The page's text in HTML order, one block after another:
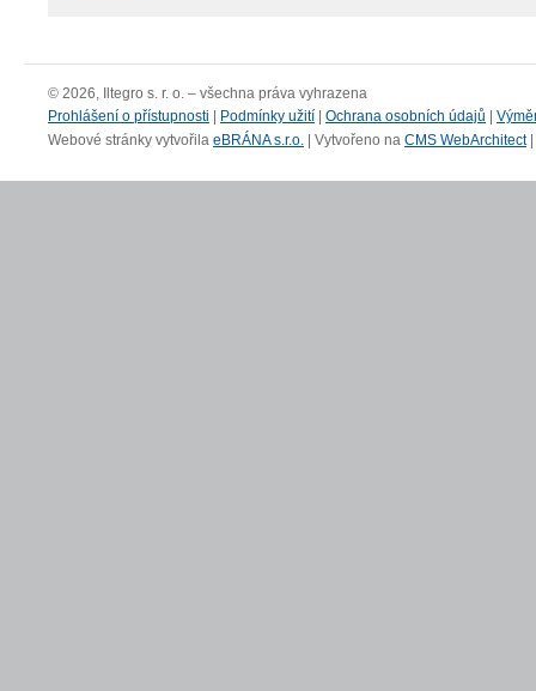
© 2026, Iltegro s. r. o. – všechna práva vyhrazena
Prohlášení o přístupnosti | Podmínky užití | Ochrana osobních údajů |
Webové stránky vytvořila eBRÁNA s.r.o. | Vytvořeno na CMS WebArchitect|